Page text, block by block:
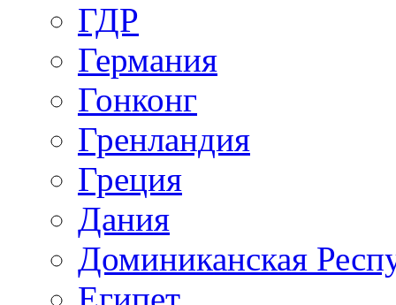
ГДР
Германия
Гонконг
Гренландия
Греция
Дания
Доминиканская